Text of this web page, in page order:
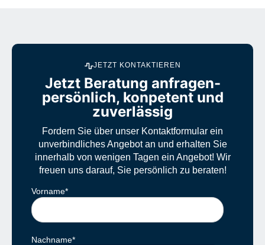
JETZT KONTAKTIEREN
Jetzt Beratung anfragen-
persönlich, konpetent und
zuverlässig
Fordern Sie über unser Kontaktformular ein
unverbindliches Angebot an und erhalten Sie
innerhalb von wenigen Tagen ein Angebot! Wir
freuen uns darauf, Sie persönlich zu beraten!
Vorname*
Nachname*